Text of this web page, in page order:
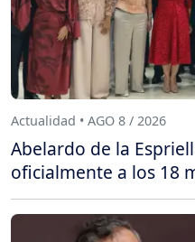
Actualidad • AGO 8 / 2026
Abelardo de la
oficialmente a los 18